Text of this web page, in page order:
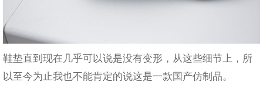
鞋垫直到现在几乎可以说是没有变形，从这些细节上，所
以至今为止我也不能肯定的说这是一款国产仿制品。